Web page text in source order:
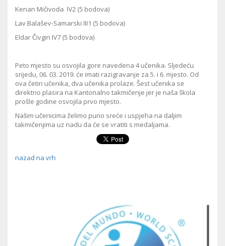
Kenan Mičivoda IV2 (5 bodova)
Lav Balašev-Samarski III1 (5 bodova)
Eldar Čivgin IV7 (5 bodova)
Peto mjesto su osvojila gore navedena 4 učenika. Sljedeću
srijedu, 06. 03. 2019. će imati razigravanje za 5. i 6. mjesto. Od
ova četiri učenika, dva učenika prolaze. Šest učenika se
direktno plasira na Kantonalno takmičenje jer je naša škola
prošle godine osvojila prvo mjesto.
Našim učenicima želimo puno sreće i uspjeha na daljim
takmičenjima uz nadu da će se vratiti s medaljama.
nazad na vrh